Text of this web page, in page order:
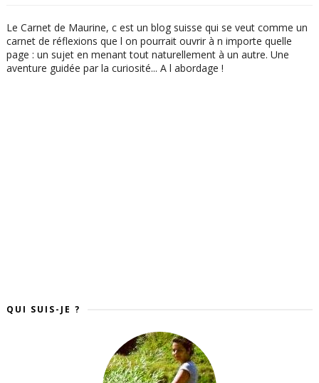
Le Carnet de Maurine, c est un blog suisse qui se veut comme un
carnet de réflexions que l on pourrait ouvrir à n importe quelle
page : un sujet en menant tout naturellement à un autre. Une
aventure guidée par la curiosité... A l abordage !
QUI SUIS-JE ?